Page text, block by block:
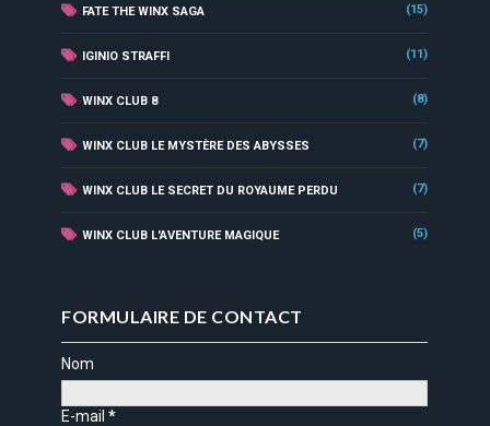
FATE THE WINX SAGA (15)
IGINIO STRAFFI (11)
WINX CLUB 8 (8)
WINX CLUB LE MYSTÈRE DES ABYSSES (7)
WINX CLUB LE SECRET DU ROYAUME PERDU (7)
WINX CLUB L'AVENTURE MAGIQUE (5)
FORMULAIRE DE CONTACT
Nom
E-mail*